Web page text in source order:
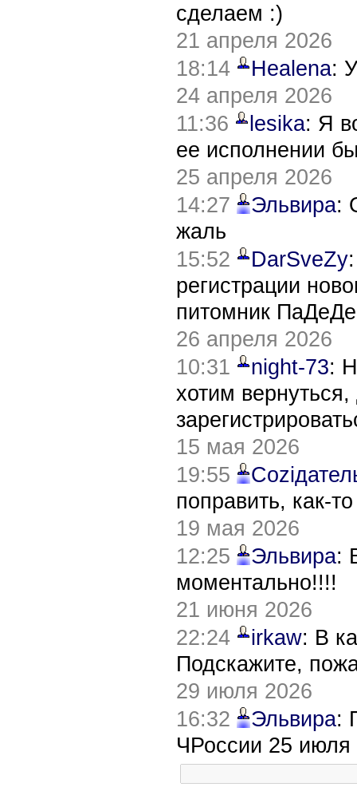
сделаем :)
21 апреля 2026
18:14
Healena:
24 апреля 2026
11:36
lesika: Я
ее исполнении
25 апреля 2026
14:27
Эльвира:
жаль
15:52
DarSveZy
регистрации
питомник
26 апреля 2026
10:31
night-73:
хотим
15 мая 2026
19:55
поправить, как-
19 мая 2026
12:25
Эльвира:
моментально!!!!
21 июня 2026
22:24
irkaw: В
Подскажите,
29 июля 2026
16:32
Эльвира:
ЧРоссии 25 июля